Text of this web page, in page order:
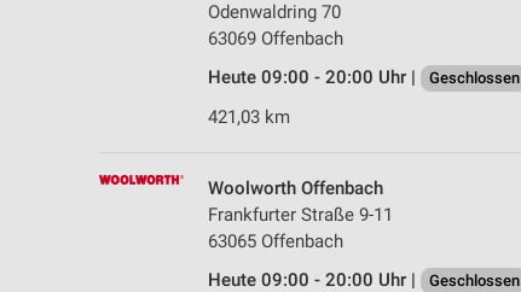
Odenwaldring 70
63069 Offenbach
Heute 09:00 - 20:00 Uhr |
Geschlossen
421,03 km
Woolworth Offenbach
Frankfurter Straße 9-11
63065 Offenbach
Heute 09:00 - 20:00 Uhr |
Geschlossen